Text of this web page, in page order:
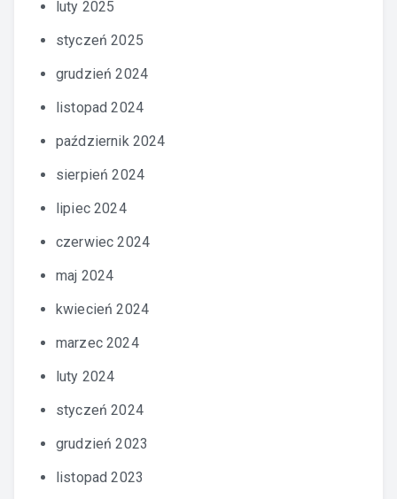
luty 2025
styczeń 2025
grudzień 2024
listopad 2024
październik 2024
sierpień 2024
lipiec 2024
czerwiec 2024
maj 2024
kwiecień 2024
marzec 2024
luty 2024
styczeń 2024
grudzień 2023
listopad 2023